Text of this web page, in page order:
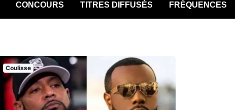
CONCOURS TITRES DIFFUSÉS FRÉQUENCES
Coulisse